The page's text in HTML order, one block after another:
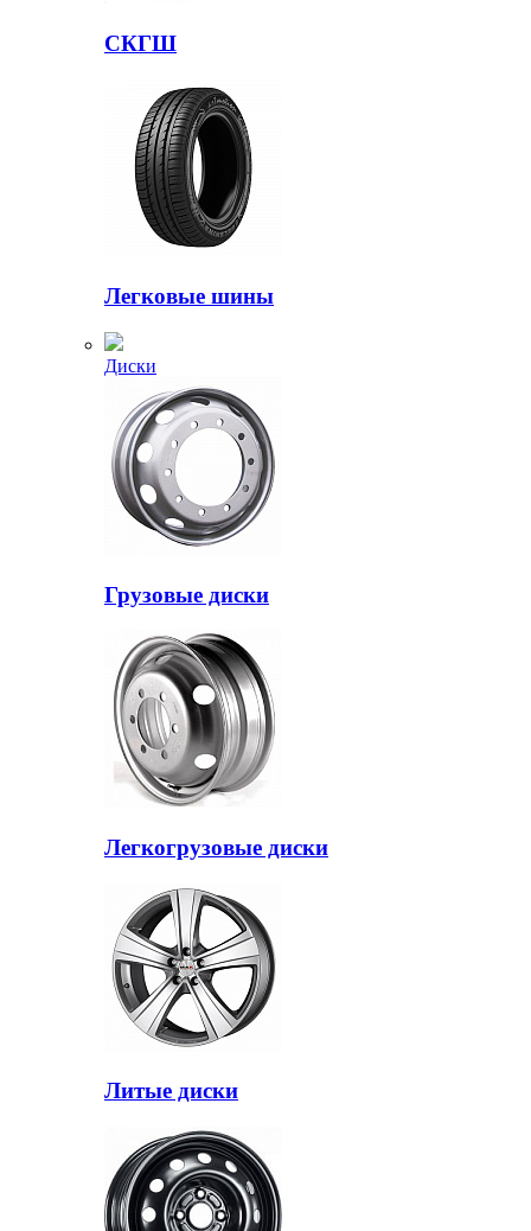
СКГШ
Легковые шины
Диски
Грузовые диски
Легкогрузовые диски
Литые диски